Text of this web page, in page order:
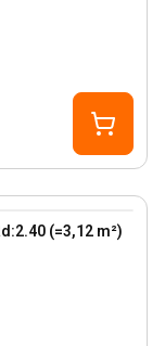
(=3,12 m²)